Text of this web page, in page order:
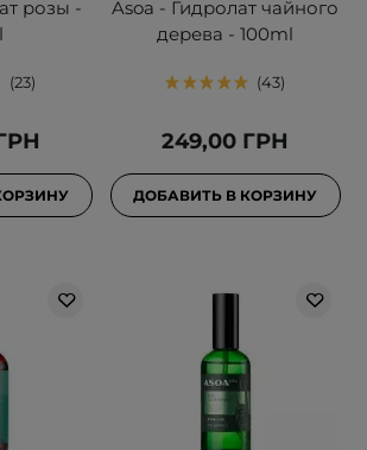
розы -
23
Asoa - Гидролат чайного
дерева - 100ml
43
249,00 ГРН
ДОБАВИТЬ В КОРЗИНУ